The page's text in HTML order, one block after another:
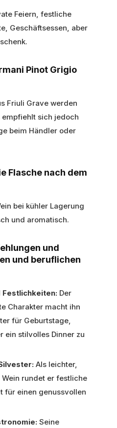
Feiern, festliche
Geschäftsessen, aber
Pinot Grigio
Friuli Grave werden
sich jedoch
beim Händler oder
Flasche nach dem
bei kühler Lagerung
und aromatisch.
und
und beruflichen
Festlichkeiten: Der
Charakter macht ihn
für Geburtstage,
ein stilvolles Dinner zu
Als leichter,
rundet er festliche
für einen genussvollen
Seine